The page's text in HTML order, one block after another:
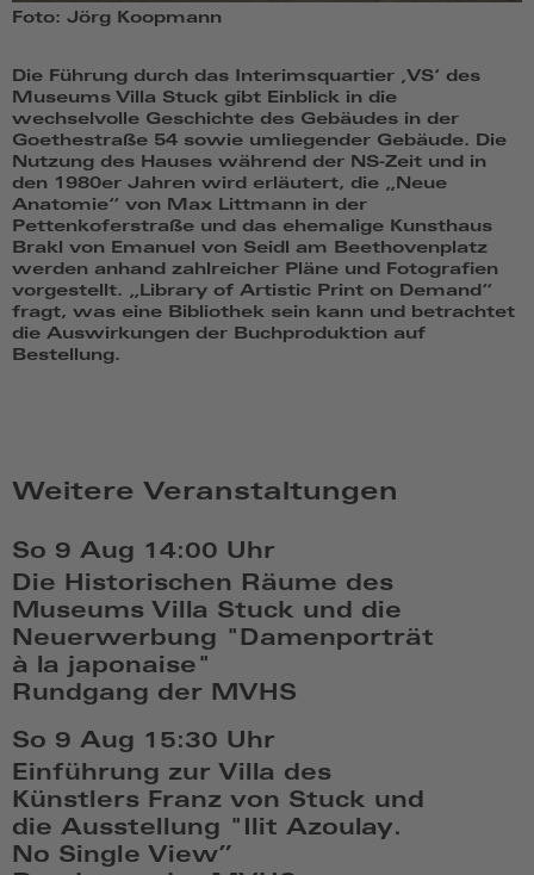
Foto: Jörg Koopmann
Die Führung durch das Interimsquartier ‚VS‘ des
Museums Villa Stuck gibt Einblick in die
wechselvolle Geschichte des Gebäudes in der
Goethestraße 54 sowie umliegender Gebäude. Die
Nutzung des Hauses während der NS-Zeit und in
den 1980er Jahren wird erläutert, die „Neue
Anatomie“ von Max Littmann in der
Pettenkoferstraße und das ehemalige Kunsthaus
Brakl von Emanuel von Seidl am Beethovenplatz
werden anhand zahlreicher Pläne und Fotografien
vorgestellt. „Library of Artistic Print on Demand“
fragt, was eine Bibliothek sein kann und betrachtet
die Auswirkungen der Buchproduktion auf
Bestellung.
Weitere Veranstaltungen
So 9 Aug 14:00 Uhr
Die Historischen Räume des
Museums Villa Stuck und die
Neuerwerbung "Damenporträt
à la japonaise"
Rundgang der MVHS
Aug
9
2026,
14:08
So 9 Aug
15:30 Uhr
Einführung zur Villa des
Künstlers Franz von Stuck und
die Ausstellung "Ilit Azoulay.
No Single View”